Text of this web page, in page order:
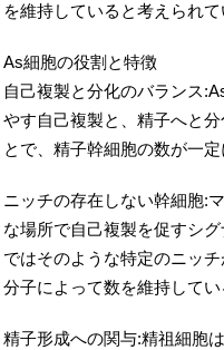
を維持していると考えられて
As細胞の役割と特徴
自己複製と分化のバランス
やす自己複製と、精子へと
とで、精子幹細胞の数が一
ニッチの存在しない幹細胞:
な場所で自己複製を促すシ
ではそのような特定のニッ
分子によって数を維持してい
精子形成への関与:精祖細胞